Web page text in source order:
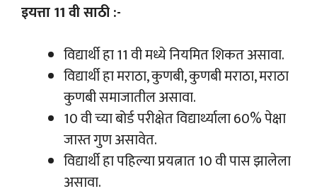
इयत्ता 11 वी साठी :-
विद्यार्थी हा 11 वी मध्ये नियमित शिकत असावा.
विद्यार्थी हा मराठा, कुणबी, कुणबी मराठा, मराठा
कुणबी समाजातील असावा.
10 वी च्या बोर्ड परीक्षेत विद्यार्थ्याला 60% पेक्षा
जास्त गुण असावेत.
विद्यार्थी हा पहिल्या प्रयत्नात 10 वी पास झालेला
असावा.